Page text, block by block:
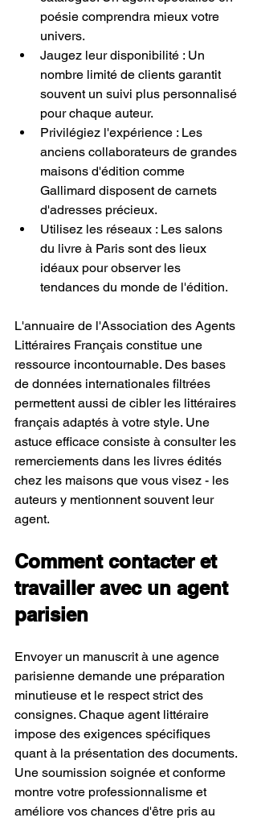
poésie comprendra mieux votre
univers.
Jaugez leur disponibilité : Un
nombre limité de clients garantit
souvent un suivi plus personnalisé
pour chaque auteur.
Privilégiez l'expérience : Les
anciens collaborateurs de grandes
maisons d'édition comme
Gallimard disposent de carnets
d'adresses précieux.
Utilisez les réseaux : Les salons
du livre à Paris sont des lieux
idéaux pour observer les
tendances du monde de l'édition.
L'annuaire de l'Association des Agents
Littéraires Français constitue une
ressource incontournable. Des bases
de données internationales filtrées
permettent aussi de cibler les littéraires
français adaptés à votre style. Une
astuce efficace consiste à consulter les
remerciements dans les livres édités
chez les maisons que vous visez - les
auteurs y mentionnent souvent leur
agent.
Comment contacter et
travailler avec un agent
parisien
Envoyer un manuscrit à une agence
parisienne demande une préparation
minutieuse et le respect strict des
consignes. Chaque agent littéraire
impose des exigences spécifiques
quant à la présentation des documents.
Une soumission soignée et conforme
montre votre professionnalisme et
améliore vos chances d'être pris au